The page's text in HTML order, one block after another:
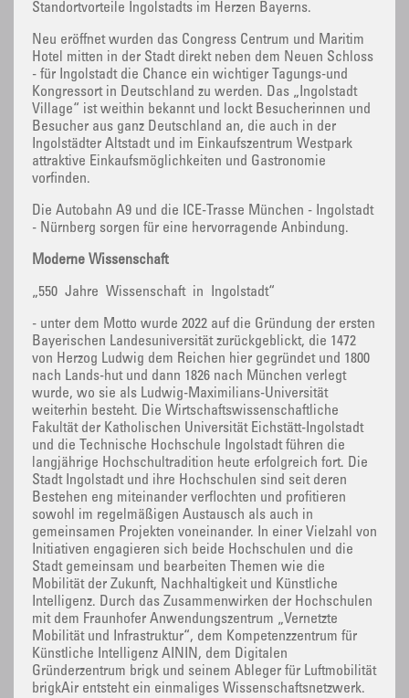
Standortvorteile Ingolstadts im Herzen Bayerns.
Neu eröffnet wurden das Congress Centrum und Maritim
Hotel mitten in der Stadt direkt neben dem Neuen Schloss
- für Ingolstadt die Chance ein wichtiger Tagungs-und
Kongressort in Deutschland zu werden. Das „Ingolstadt
Village“ ist weithin bekannt und lockt Besucherinnen und
Besucher aus ganz Deutschland an, die auch in der
Ingolstädter Altstadt und im Einkaufszentrum Westpark
attraktive Einkaufsmöglichkeiten und Gastronomie
vorfinden.
Die Autobahn A9 und die ICE-Trasse München - Ingolstadt
- Nürnberg sorgen für eine hervorragende Anbindung.
Moderne Wissenschaft
„550 Jahre Wissenschaft in Ingolstadt“
- unter dem Motto wurde 2022 auf die Gründung der ersten
Bayerischen Landesuniversität zurückgeblickt, die 1472
von Herzog Ludwig dem Reichen hier gegründet und 1800
nach Lands-hut und dann 1826 nach München verlegt
wurde, wo sie als Ludwig-Maximilians-Universität
weiterhin besteht. Die Wirtschaftswissenschaftliche
Fakultät der Katholischen Universität Eichstätt-Ingolstadt
und die Technische Hochschule Ingolstadt führen die
langjährige Hochschultradition heute erfolgreich fort. Die
Stadt Ingolstadt und ihre Hochschulen sind seit deren
Bestehen eng miteinander verflochten und profitieren
sowohl im regelmäßigen Austausch als auch in
gemeinsamen Projekten voneinander. In einer Vielzahl von
Initiativen engagieren sich beide Hochschulen und die
Stadt gemeinsam und bearbeiten Themen wie die
Mobilität der Zukunft, Nachhaltigkeit und Künstliche
Intelligenz. Durch das Zusammenwirken der Hochschulen
mit dem Fraunhofer Anwendungszentrum „Vernetzte
Mobilität und Infrastruktur“, dem Kompetenzzentrum für
Künstliche Intelligenz AININ, dem Digitalen
Gründerzentrum brigk und seinem Ableger für Luftmobilität
brigkAir entsteht ein einmaliges Wissenschaftsnetzwerk.